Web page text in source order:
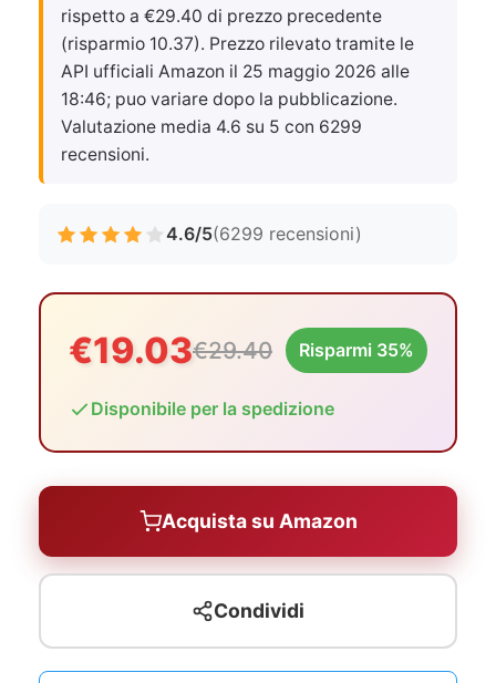
rispetto a €29.40 di prezzo precedente
(risparmio 10.37). Prezzo rilevato tramite le
API ufficiali Amazon il 25 maggio 2026 alle
18:46; puo variare dopo la pubblicazione.
Valutazione media 4.6 su 5 con 6299
recensioni.
4.6/5(6299 recensioni)
€19.03€29.40 Risparmi 35%
Disponibile per la spedizione
Acquista su Amazon
Condividi